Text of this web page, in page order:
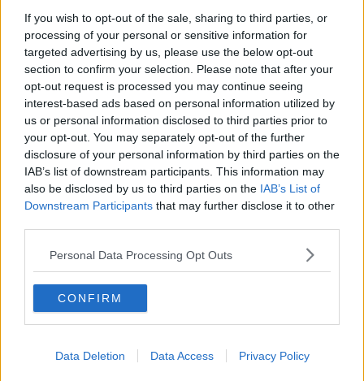
If you wish to opt-out of the sale, sharing to third parties, or
processing of your personal or sensitive information for
targeted advertising by us, please use the below opt-out
section to confirm your selection. Please note that after your
opt-out request is processed you may continue seeing
interest-based ads based on personal information utilized by
us or personal information disclosed to third parties prior to
your opt-out. You may separately opt-out of the further
disclosure of your personal information by third parties on the
IAB’s list of downstream participants. This information may
also be disclosed by us to third parties on the IAB’s List of
Downstream Participants that may further disclose it to other
Personal Data Processing Opt Outs
CONFIRM
Data Deletion Data Access Privacy Policy
Accoglienza) e Portavoce della Campagna Mettiamoci in Gioco,
contro i rischi del gioco d’azzardo. Un sognatore con i piedi nel
fango.
Se vuoi leggere le notizie principali della Toscana iscriviti alla
Newsletter QUInews - ToscanaMedia. Arriva gratis tutti i giorni
alle 20:00 direttamente nella tua casella di posta.
Gesù fuori dalla scuola: misera caricatura laica
Antimafia a correnti alterne
​Una società più solidale